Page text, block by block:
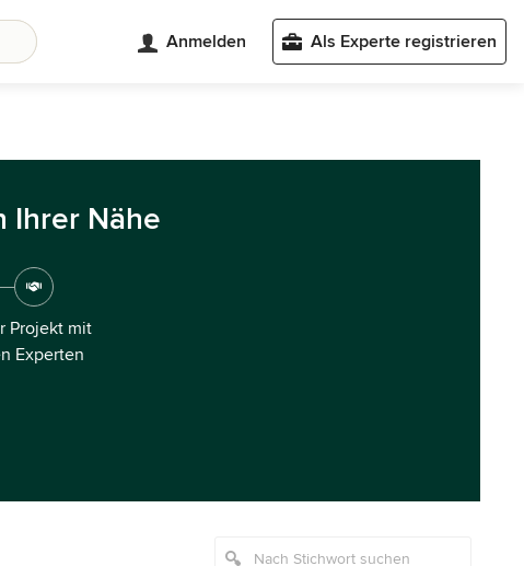
Anmelden Als Experte registrieren
Ihrer Nähe
Projekt mit
Experten